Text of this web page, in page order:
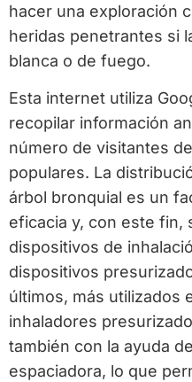
hacer una exploración
heridas penetrantes si
blanca o de fuego.
Esta internet utiliza
recopilar información
número de visitantes
populares. La
árbol bronquial es un
eficacia y, con este fin,
dispositivos de
dispositivos
últimos, más utilizados
inhaladores
también con la ayuda
espaciadora, lo que